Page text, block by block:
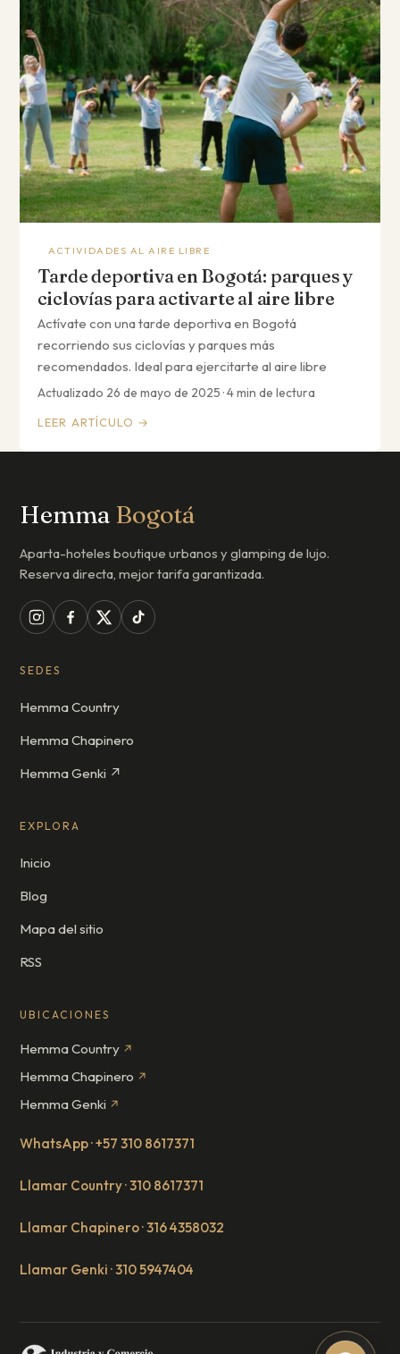
ACTIVIDADES AL AIRE LIBRE
Tarde deportiva en Bogotá: parques y
ciclovías para activarte al aire libre
Actívate con una tarde deportiva en Bogotá
recorriendo sus ciclovías y parques más
recomendados. Ideal para ejercitarte al aire libre
Actualizado 26 de mayo de 2025 · 4 min de lectura
LEER ARTÍCULO →
Hemma Bogotá
Aparta-hoteles boutique urbanos y glamping de lujo.
Reserva directa, mejor tarifa garantizada.
SEDES
Hemma Country
Hemma Chapinero
Hemma Genki ↗
EXPLORA
Inicio
Blog
Mapa del sitio
RSS
UBICACIONES
Hemma Country ↗
Hemma Chapinero ↗
Hemma Genki ↗
WhatsApp · +57 310 8617371
Llamar Country · 310 8617371
Llamar Chapinero · 316 4358032
Llamar Genki · 310 5947404